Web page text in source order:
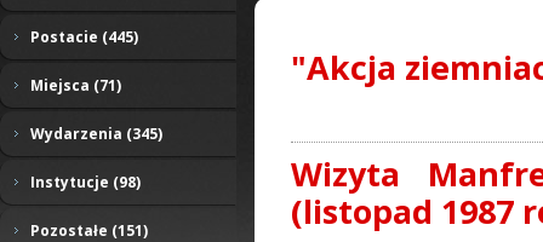
Postacie (445)
Miejsca (71)
Wydarzenia (345)
Instytucje (98)
Pozostałe (151)
"Akcja
Wizyta
(listopad 1987